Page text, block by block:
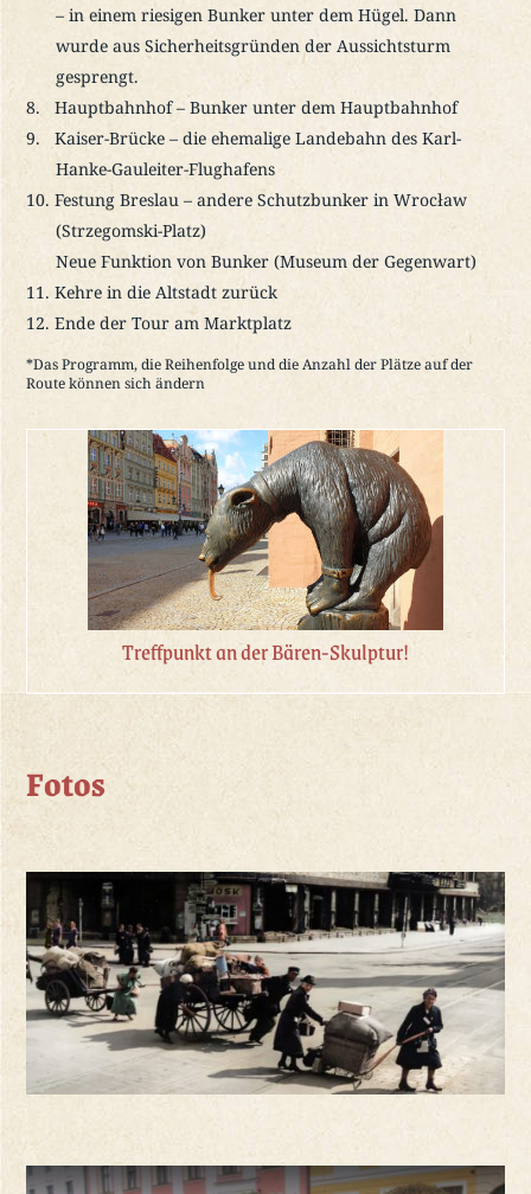
– in einem riesigen Bunker unter dem Hügel. Dann
wurde aus Sicherheitsgründen der Aussichtsturm
gesprengt.
Hauptbahnhof – Bunker unter dem Hauptbahnhof
Kaiser-Brücke – die ehemalige Landebahn des Karl-
Hanke-Gauleiter-Flughafens
Festung Breslau – andere Schutzbunker in Wrocław
(Strzegomski-Platz)
Neue Funktion von Bunker (Museum der Gegenwart)
Kehre in die Altstadt zurück
Ende der Tour am Marktplatz
*Das Programm, die Reihenfolge und die Anzahl der Plätze auf der
Route können sich ändern
Treffpunkt an der Bären-Skulptur!
Fotos